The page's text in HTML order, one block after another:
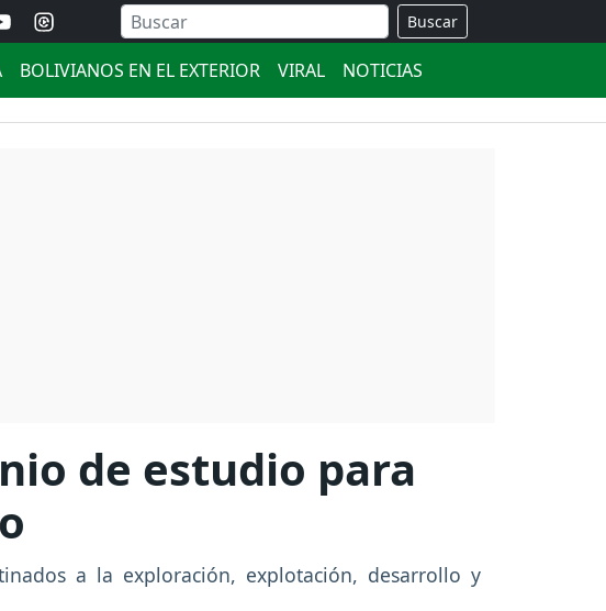
Buscar
BOLIVIANOS EN EL EXTERIOR VIRAL NOTICIAS
de estudio para
a la exploración, explotación, desarrollo y